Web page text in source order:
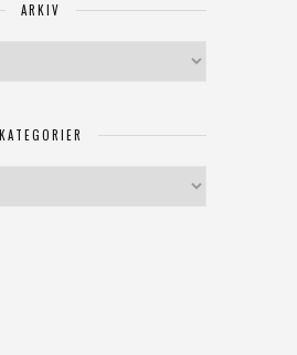
ARKIV
KATEGORIER